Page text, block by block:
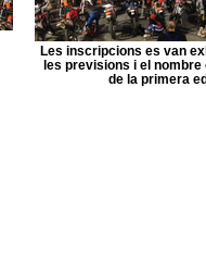
Les inscripcions es van
les previsions i el nombre
de la primera